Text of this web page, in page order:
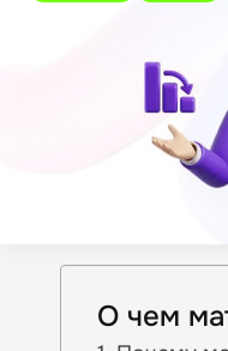
О чем